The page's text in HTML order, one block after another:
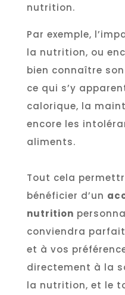
nutrition.
Par exemple,
la nutrition, ou
bien connaître
ce qui s’y
calorique, la
encore les
aliments.
Tout cela
bénéficier d’un
nutrition
conviendra
et à vos
directement à la
la nutrition, et le